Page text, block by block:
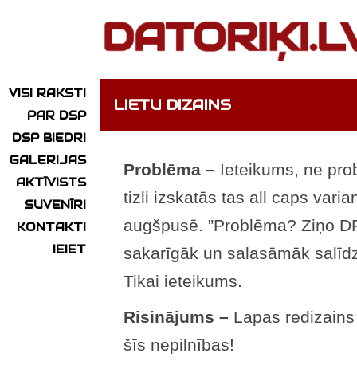
VISI RAKSTI
PAR DSP
DSP BIEDRI
GALERIJAS
AKTĪVISTS
SUVENĪRI
KONTAKTI
IEIET
LIETU DIZAINS
Problēma – Ieteikums, ne
tizli izskatās tas all caps
augšpusē. ”Problēma? Ziņo
sakarīgāk un salasāmāk
Tikai ieteikums.
Risinājums – Lapas
šīs nepilnības!